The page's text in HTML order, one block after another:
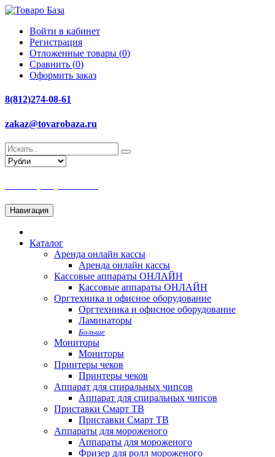
Войти в кабинет
Регистрация
Отложенные товары (0)
Сравнить (0)
Оформить заказ
8(812)274-08-61
zakaz@tovarobaza.ru
Навигация
Каталог
Аренда онлайн кассы
Аренда онлайн кассы
Кассовые аппараты ОНЛАЙН
Кассовые аппараты ОНЛАЙН
Оргтехника и офисное оборудование
Оргтехника и офисное оборудование
Ламинаторы
Больше
Мониторы
Мониторы
Принтеры чеков
Принтеры чеков
Аппарат для спиральных чипсов
Аппарат для спиральных чипсов
Приставки Смарт ТВ
Приставки Смарт ТВ
Аппараты для мороженого
Аппараты для мороженого
Фризер для ролл мороженого